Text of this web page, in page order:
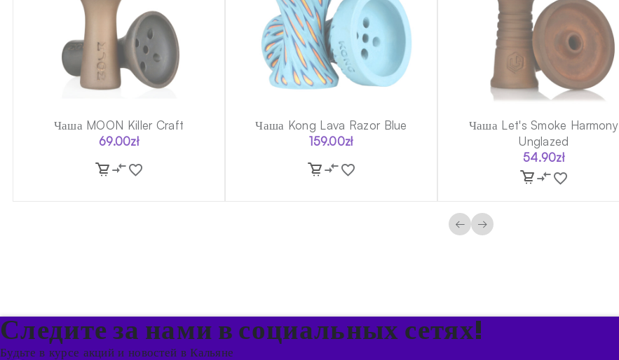
Чаша MOON Killer Craft
69.00zł
Чаша Kong Lava Razor Blue
159.00zł
Чаша Let's Smoke Harmony
Unglazed
54.90zł
← →
Следите за нами в социальных сетях!
Будьте в курсе акций и новостей в Кальяне